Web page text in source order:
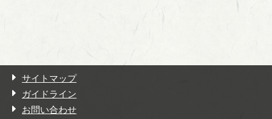
サイトマップ
ガイドライン
お問い合わせ